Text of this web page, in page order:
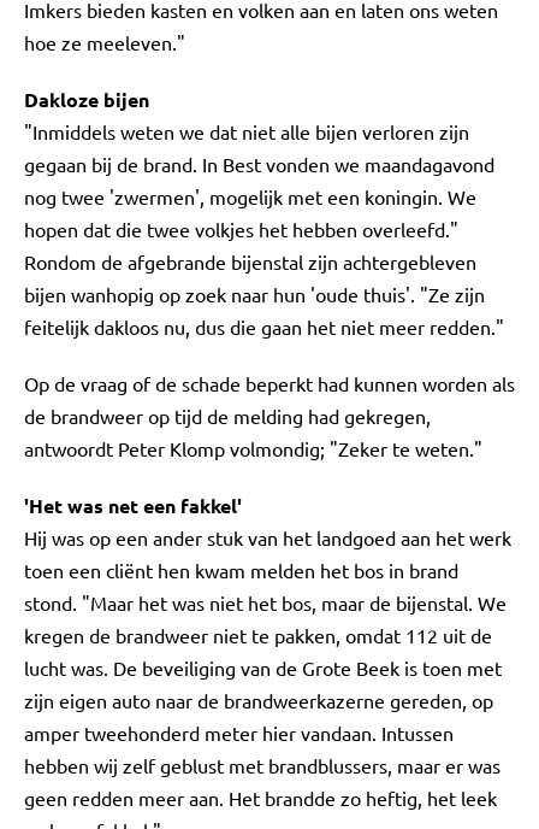
Imkers bieden kasten en volken aan en laten ons weten
hoe ze meeleven."
Dakloze bijen
"Inmiddels weten we dat niet alle bijen verloren zijn
gegaan bij de brand. In Best vonden we maandagavond
nog twee 'zwermen', mogelijk met een koningin. We
hopen dat die twee volkjes het hebben overleefd."
Rondom de afgebrande bijenstal zijn achtergebleven
bijen wanhopig op zoek naar hun 'oude thuis'. "Ze zijn
feitelijk dakloos nu, dus die gaan het niet meer redden."
Op de vraag of de schade beperkt had kunnen worden als
de brandweer op tijd de melding had gekregen,
antwoordt Peter Klomp volmondig; "Zeker te weten."
'Het was net een fakkel'
Hij was op een ander stuk van het landgoed aan het werk
toen een cliënt hen kwam melden het bos in brand
stond. "Maar het was niet het bos, maar de bijenstal. We
kregen de brandweer niet te pakken, omdat 112 uit de
lucht was. De beveiliging van de Grote Beek is toen met
zijn eigen auto naar de brandweerkazerne gereden, op
amper tweehonderd meter hier vandaan. Intussen
hebben wij zelf geblust met brandblussers, maar er was
geen redden meer aan. Het brandde zo heftig, het leek